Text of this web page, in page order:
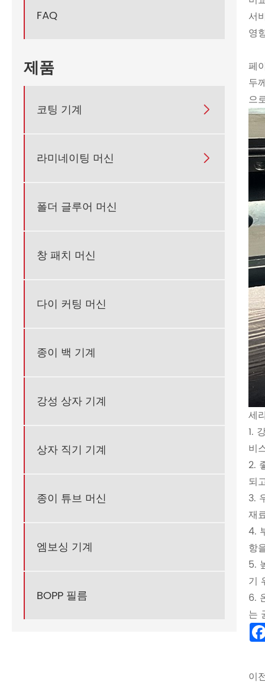
FAQ
제품
코팅 기계 
라미네이팅 머신 
폴더 글루어 머신
창 패치 머신
다이 커팅 머신
종이 백 기계
강성 상자 기계
상자 직기 기계
종이 튜브 머신
엠보싱 기계
BOPP 필름
서
영
페
두
으
세
1.
비
2.
되
3.
재
4.
항
5.
기
6.
는
이